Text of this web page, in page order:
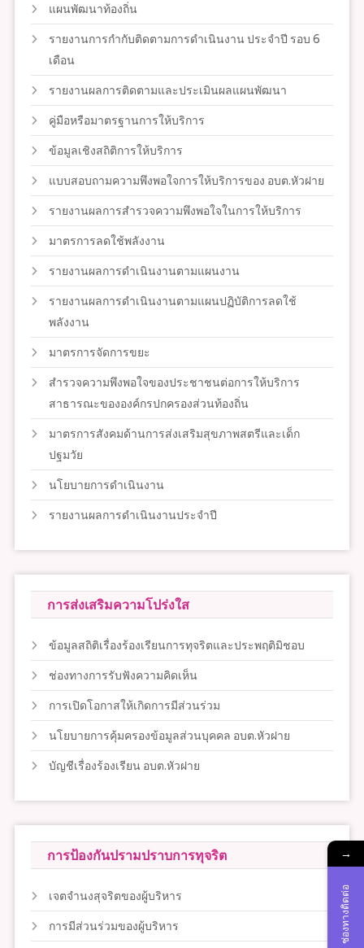
แผนพัฒนาท้องถิ่น
รายงานการกำกับติดตามการดำเนินงาน ประจำปี รอบ 6
เดือน
รายงานผลการติดตามและประเมินผลแผนพัฒนา
คู่มือหรือมาตรฐานการให้บริการ
ข้อมูลเชิงสถิติการให้บริการ
แบบสอบถามความพึงพอใจการให้บริการของ อบต.หัวฝาย
รายงานผลการสำรวจความพึงพอใจในการให้บริการ
มาตรการลดใช้พลังงาน
รายงานผลการดำเนินงานตามแผนงาน
รายงานผลการดำเนินงานตามแผนปฏิบัติการลดใช้
พลังงาน
มาตรการจัดการขยะ
สำรวจความพึงพอใจของประชาชนต่อการให้บริการ
สาธารณะขององค์กรปกครองส่วนท้องถิ่น
มาตรการสังคมด้านการส่งเสริมสุขภาพสตรีและเด็ก
ปฐมวัย
นโยบายการดำเนินงาน
รายงานผลการดำเนินงานประจำปี
การส่งเสริมความโปร่งใส
ข้อมูลสถิติเรื่องร้องเรียนการทุจริตและประพฤติมิชอบ
ช่องทางการรับฟังความคิดเห็น
การเปิดโอกาสให้เกิดการมีส่วนร่วม
นโยบายการคุ้มครองข้อมูลส่วนบุคคล อบต.หัวฝาย
บัญชีเรื่องร้องเรียน อบต.หัวฝาย
การป้องกันปรามปราบการทุจริต
เจตจำนงสุจริตของผู้บริหาร
การมีส่วนร่วมของผู้บริหาร
→
ช่องทางติดต่อ